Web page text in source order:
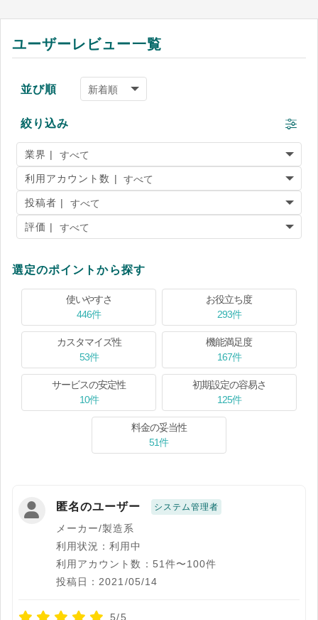
ユーザーレビュー一覧
並び順
絞り込み
業界 |
利用アカウント数 |
投稿者 |
評価 |
選定のポイントから探す
使いやすさ
446件
お役立ち度
293件
カスタマイズ性
53件
機能満足度
167件
サービスの安定性
10件
初期設定の容易さ
125件
料金の妥当性
51件
匿名のユーザー システム管理者
メーカー/製造系
利用状況：利用中
利用アカウント数：51件〜100件
投稿日：2021/05/14
5/5